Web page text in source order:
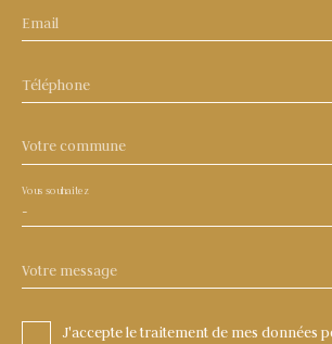
Email
Téléphone
Votre commune
-
Vous souhaitez
Votre message
J'accepte le traitement de mes données